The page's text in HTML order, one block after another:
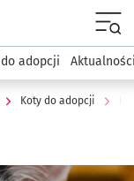
WrocŁapki –
do adopcji
Koty do adopcji